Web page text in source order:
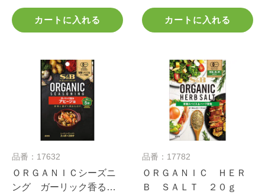
８ｇ
カートに入れる
１６.６ｇ
カートに入れる
品番：17632
ＯＲＧＡＮＩＣシーズニ
ング ガーリック香るア
品番：17782
ＯＲＧＡＮＩＣ ＨＥＲ
Ｂ ＳＡＬＴ ２０ｇ